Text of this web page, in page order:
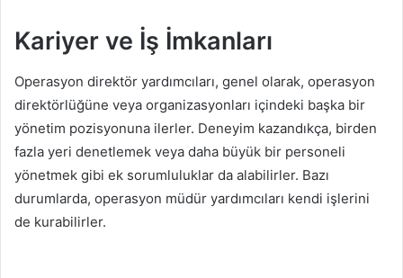
Kariyer ve İş İmkanları
Operasyon direktör yardımcıları, genel olarak, operasyon
direktörlüğüne veya organizasyonları içindeki başka bir
yönetim pozisyonuna ilerler. Deneyim kazandıkça, birden
fazla yeri denetlemek veya daha büyük bir personeli
yönetmek gibi ek sorumluluklar da alabilirler. Bazı
durumlarda, operasyon müdür yardımcıları kendi işlerini
de kurabilirler.